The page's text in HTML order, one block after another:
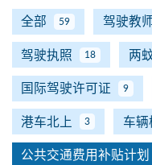
全部 59 驾驶教
驾驶执照 18 两
国际驾驶许可证 9
港车北上 3 车
公共交通费用补贴计划